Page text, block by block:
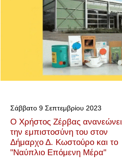
Σάββατο 9 Σεπτεμβρίου 2023
Ο Χρήστος Ζέρβας ανανεώνει
την εμπιστοσύνη του στον
Δήμαρχο Δ. Κωστούρο και το
"Ναύπλιο Επόμενη Μέρα"